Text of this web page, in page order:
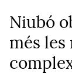
Niubó
més